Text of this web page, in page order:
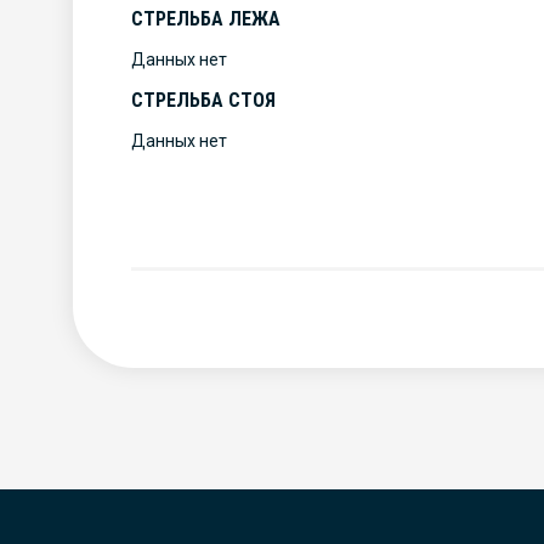
СТРЕЛЬБА ЛЕЖА
Данных нет
СТРЕЛЬБА СТОЯ
Данных нет